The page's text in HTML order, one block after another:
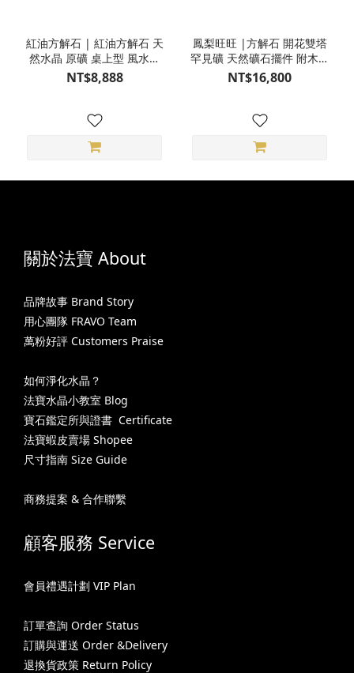
紅油方解石 | 紅油方解石 天
然水晶 原礦 桌上型 風水擺
件 S24CG08-06
NT$8,888
鳳梨旺旺 |方解石 開花雙塔
罕見礦 天然礦石擺件 附木座
3BP26-01
NT$16,800
關於法寶 About
品牌故事 Brand Story
用心團隊 FRAVO Team
萬粉好評 Customers Praise
如何淨化水晶？
法寶水晶小教室 Blog
寶石鑑定所與證書 Certificate
法寶蝦皮賣場 Shopee
尺寸指南 Size Guide
商務提案 & 合作聯繫
顧客服務 Service
會員禮遇計劃 VIP Plan
訂單查詢 Order Status
訂購與運送 Order &Delivery
退換貨政策 Return Policy